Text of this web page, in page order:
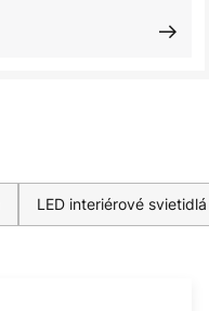
LED interiérové svietidlá